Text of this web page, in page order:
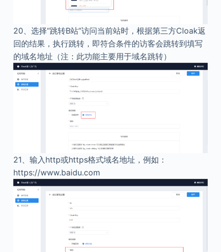
20、 选择“跳转B站”访问当前站时，根据第三方Cloak返
回的结果，执行跳转，即符合条件的访客会跳转到填写
的域名地址（注：此功能主要用于域名跳转）
21、 输入http或https格式域名地址，例如：
https://www.baidu.com